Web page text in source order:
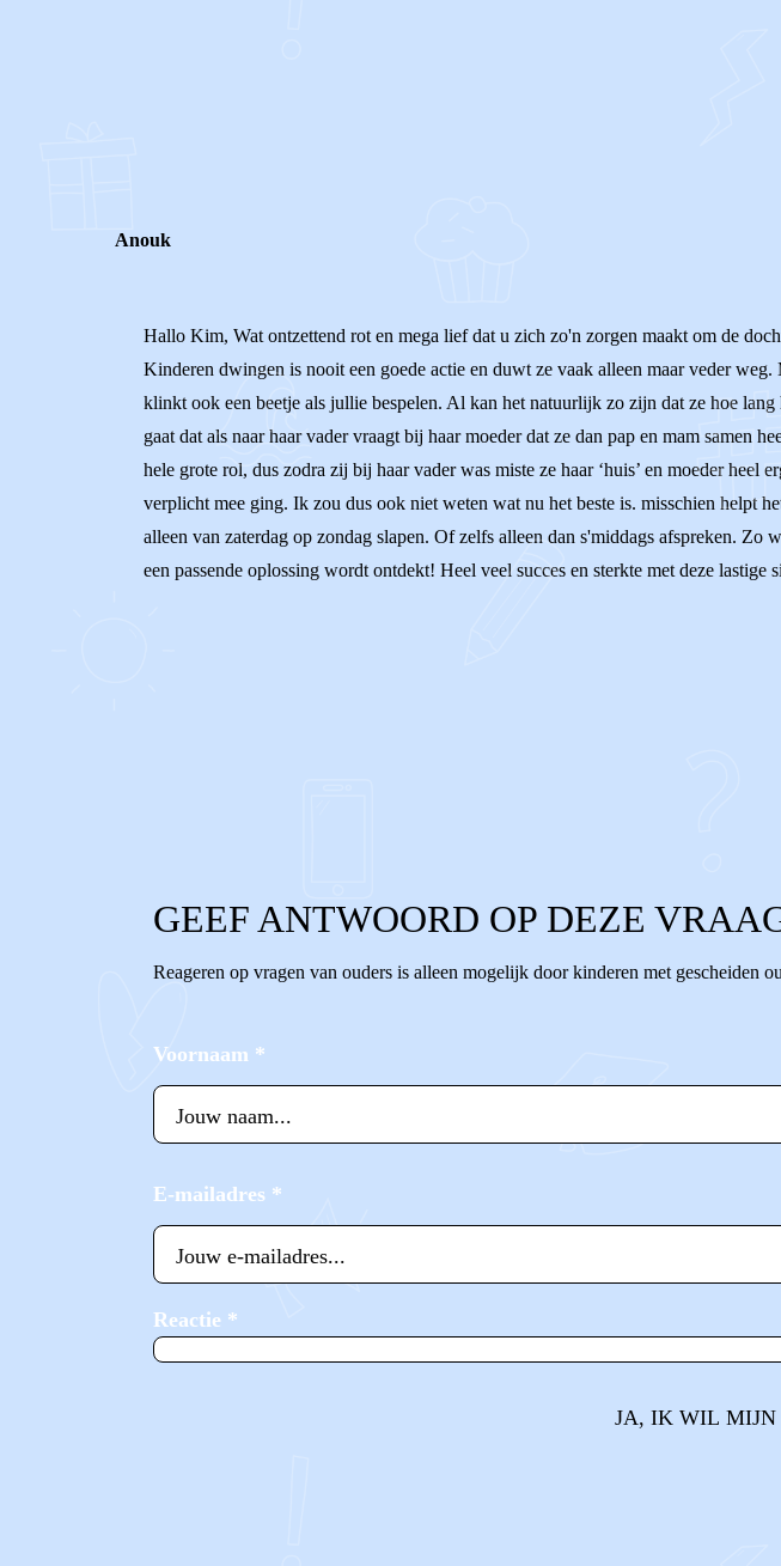
Anouk
Hallo Kim, Wat ontzettend rot en mega lief dat u zich zo'n zorgen maakt om de
Kinderen dwingen is nooit een goede actie en duwt ze vaak alleen maar veder
klinkt ook een beetje als jullie bespelen. Al kan het natuurlijk zo zijn dat ze hoe
gaat dat als naar haar vader vraagt bij haar moeder dat ze dan pap en mam samen
hele grote rol, dus zodra zij bij haar vader was miste ze haar ‘huis’ en moeder
verplicht mee ging. Ik zou dus ook niet weten wat nu het beste is. misschien helpt
alleen van zaterdag op zondag slapen. Of zelfs alleen dan s'middags afspreken.
een passende oplossing wordt ontdekt! Heel veel succes en sterkte met deze lastige
GEEF ANTWOORD OP DEZE
Reageren op vragen van ouders is alleen mogelijk door kinderen met gescheiden
Voornaam *
E-mailadres *
Reactie *
JA, IK WIL MIJN